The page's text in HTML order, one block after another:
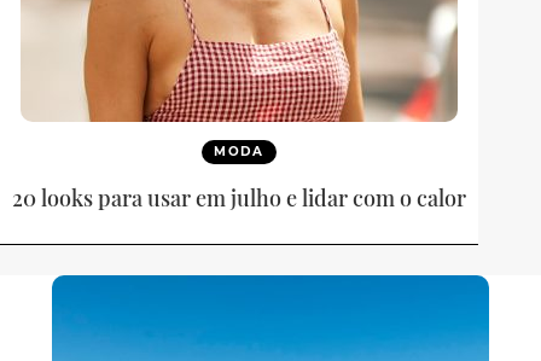
MODA
20 looks para usar em julho e lidar com o calor